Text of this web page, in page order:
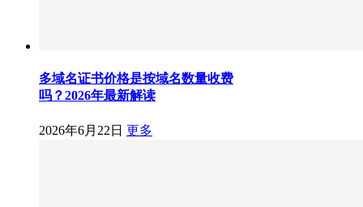
多域名证书价格是按域名数量收费
吗？2026年最新解读
2026年6月22日 更多